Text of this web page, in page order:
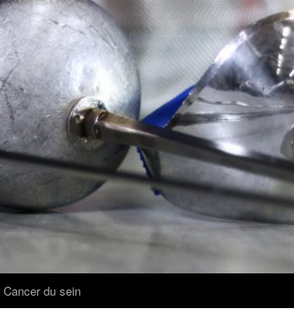
Cancer du sein